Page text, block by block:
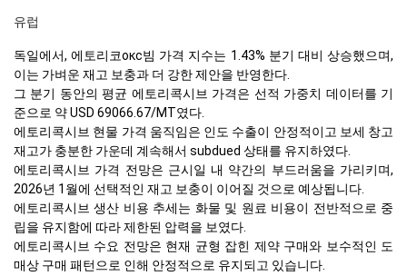
유럽
독일에서, 에토리코окс빔 가격 지수는 1.43% 분기 대비 상승했으며,
이는 가벼운 재고 보충과 더 강한 제안을 반영한다.
그 분기 동안의 평균 에토리콕시브 가격은 선적 가중치 데이터를 기
준으로 약 USD 69066.67/MT였다.
에토리콕시브 현물 가격 움직임은 인도 수출이 안정적이고 보세 창고
재고가 충분한 가운데 계속해서 subdued 상태를 유지하였다.
에토리콕시브 가격 전망은 근시일 내 약간의 부드러움을 가리키며,
2026년 1월에 선택적인 재고 보충이 이어질 것으로 예상됩니다.
에토리콕시브 생산 비용 추세는 화물 및 원료 비용이 전반적으로 중
립을 유지함에 따라 제한된 압력을 보였다.
에토리콕시브 수요 전망은 현재 균형 잡힌 제약 구매와 보수적인 도
매상 구매 패턴으로 인해 안정적으로 유지되고 있습니다.